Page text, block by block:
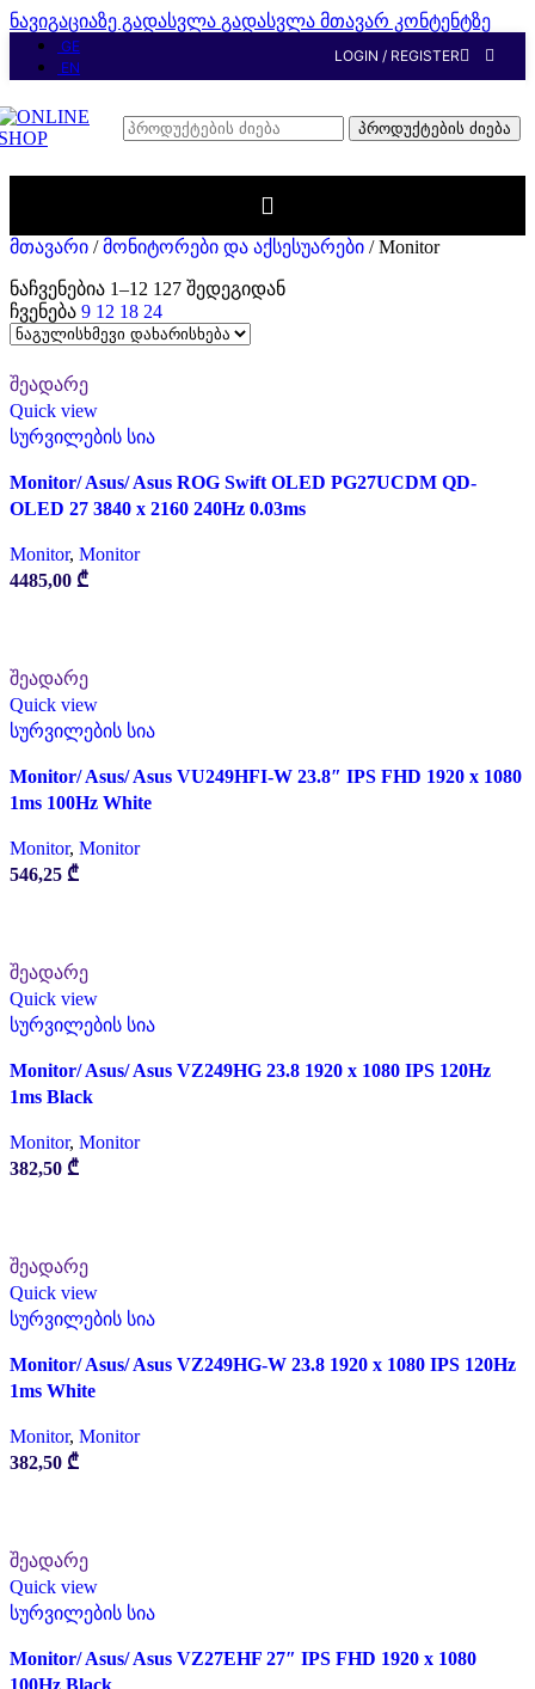
ნავიგაციაზე გადასვლა გადასვლა მთავარ კონტენტზე
GE
EN
LOGIN / REGISTER
პროდუქტების ძიება
მთავარი / მონიტორები და აქსესუარები / Monitor
ნაჩვენებია 1–12 127 შედეგიდან
ჩვენება 9 12 18 24
შეადარე
Quick view
სურვილების სია
Monitor/ Asus/ Asus ROG Swift OLED PG27UCDM QD-
OLED 27 3840 x 2160 240Hz 0.03ms
Monitor, Monitor
4485,00 ₾
შეადარე
Quick view
სურვილების სია
Monitor/ Asus/ Asus VU249HFI-W 23.8″ IPS FHD 1920 x 1080
1ms 100Hz White
Monitor, Monitor
546,25 ₾
შეადარე
Quick view
სურვილების სია
Monitor/ Asus/ Asus VZ249HG 23.8 1920 x 1080 IPS 120Hz
1ms Black
Monitor, Monitor
382,50 ₾
შეადარე
Quick view
სურვილების სია
Monitor/ Asus/ Asus VZ249HG-W 23.8 1920 x 1080 IPS 120Hz
1ms White
Monitor, Monitor
382,50 ₾
შეადარე
Quick view
სურვილების სია
Monitor/ Asus/ Asus VZ27EHF 27″ IPS FHD 1920 x 1080
100Hz Black